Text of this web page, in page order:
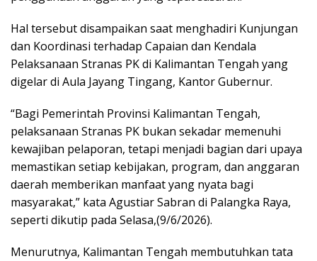
Hal tersebut disampaikan saat menghadiri Kunjungan
dan Koordinasi terhadap Capaian dan Kendala
Pelaksanaan Stranas PK di Kalimantan Tengah yang
digelar di Aula Jayang Tingang, Kantor Gubernur.
“‎Bagi Pemerintah Provinsi Kalimantan Tengah,
pelaksanaan Stranas PK bukan sekadar memenuhi
kewajiban pelaporan, tetapi menjadi bagian dari upaya
memastikan setiap kebijakan, program, dan anggaran
daerah memberikan manfaat yang nyata bagi
masyarakat,” kata Agustiar Sabran di Palangka Raya,
seperti dikutip pada Selasa,(9/6/2026).
Menurutnya, Kalimantan Tengah membutuhkan tata